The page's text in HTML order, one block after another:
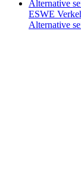
ESWE
Alternative